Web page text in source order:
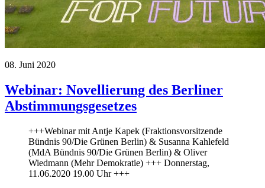
08. Juni 2020
Webinar: Novellierung des Berliner
Abstimmungsgesetzes
+++Webinar mit Antje Kapek (Fraktionsvorsitzende
Bündnis 90/Die Grünen Berlin) & Susanna Kahlefeld
(MdA Bündnis 90/Die Grünen Berlin) & Oliver
Wiedmann (Mehr Demokratie) +++ Donnerstag,
11.06.2020 19.00 Uhr +++